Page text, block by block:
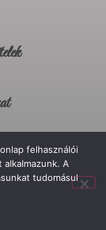
felhasználói
A
tudomásul